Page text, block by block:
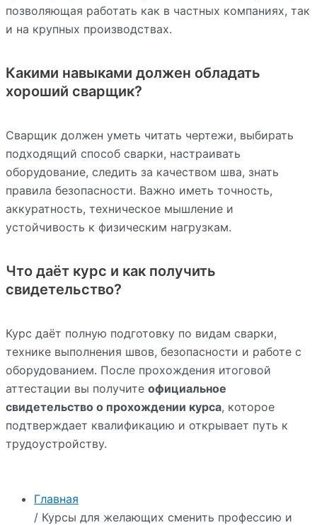
Главная
/ Курсы для желающих сменить профессию и
позволяющая работать как в частных компаниях, так
и на крупных производствах.
Какими навыками должен обладать
хороший сварщик?
Сварщик должен уметь читать чертежи, выбирать
подходящий способ сварки, настраивать
оборудование, следить за качеством шва, знать
правила безопасности. Важно иметь точность,
аккуратность, техническое мышление и
устойчивость к физическим нагрузкам.
Что даёт курс и как получить
свидетельство?
Курс даёт полную подготовку по видам сварки,
технике выполнения швов, безопасности и работе с
оборудованием. После прохождения итоговой
аттестации вы получите официальное
свидетельство о прохождении курса, которое
подтверждает квалификацию и открывает путь к
трудоустройству.